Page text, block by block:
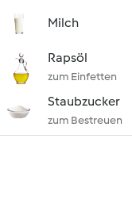
Milch
Rapsöl
zum Einfetten
Staubzucker
zum Bestreuen